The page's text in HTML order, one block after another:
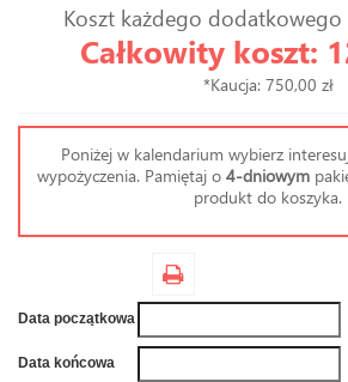
Koszt każdego dodatkowego
Całkowity koszt:
*Kaucja: 750,00 zł
Poniżej w kalendarium wybierz
wypożyczenia. Pamiętaj o 4-dniowym
produkt do koszyka.
Data początkowa
Data końcowa